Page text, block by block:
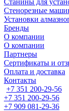
Станины для
Стенорезные
Установки
Бренды
О компании
О компании
Партнеры
Cертификаты и
Оплата и доставка
Контакты
+7 351 200-29-56
+7 351 200-29-56
+7 909 081-29-36